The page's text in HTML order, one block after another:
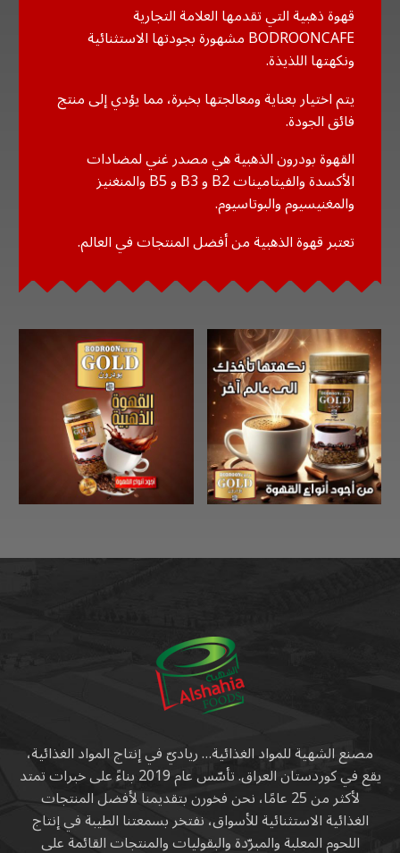
قهوة ذهبية التي تقدمها العلامة التجارية
BODROONCAFE مشهورة بجودتها الاستثنائية
ونكهتها اللذيذة.
يتم اختيار بعناية ومعالجتها بخبرة، مما يؤدي إلى منتج
فائق الجودة.
القهوة بودرون الذهبية هي مصدر غني لمضادات
الأكسدة والفيتامينات B2 و B3 و B5 والمنغنيز
والمغنيسيوم والبوتاسيوم.
تعتبر قهوة الذهبية من أفضل المنتجات في العالم.
مصنع الشهية للمواد الغذائية… رياديّ في إنتاج المواد الغذائية،
يقع في كوردستان العراق. تأسّس عام 2019 بناءً على خبرات تمتد
لأكثر من 25 عامًا، نحن فخورن بتقديمنا لأفضل المنتجات
الغذائية الاستثنائية للأسواق، نفتخر بسمعتنا الطيبة في إنتاج
اللحوم المعلبة والمبرّدة والبقوليات والمنتجات القائمة على